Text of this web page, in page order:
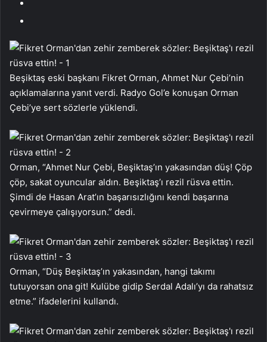
Beşiktaş eski başkanı Fikret Orman, Ahmet Nur Çebi’nin
açıklamalarına yanıt verdi. Radyo Gol’e konuşan Orman
Çebi’ye sert sözlerle yüklendi.
Orman, “Ahmet Nur Çebi, Beşiktaş’ın yakasından düş! Çöp
çöp, sakat oyuncular aldın. Beşiktaş’ı rezil rüsva ettin.
Şimdi de Hasan Arat’ın başarısızlığını kendi başarına
çevirmeye çalışıyorsun.” dedi.
Orman, “Düş Beşiktaş’ın yakasından, hangi takımı
tutuyorsan ona git! Kulübe gidip Serdal Adalı’yı da rahatsız
etme.” ifadelerini kullandı.